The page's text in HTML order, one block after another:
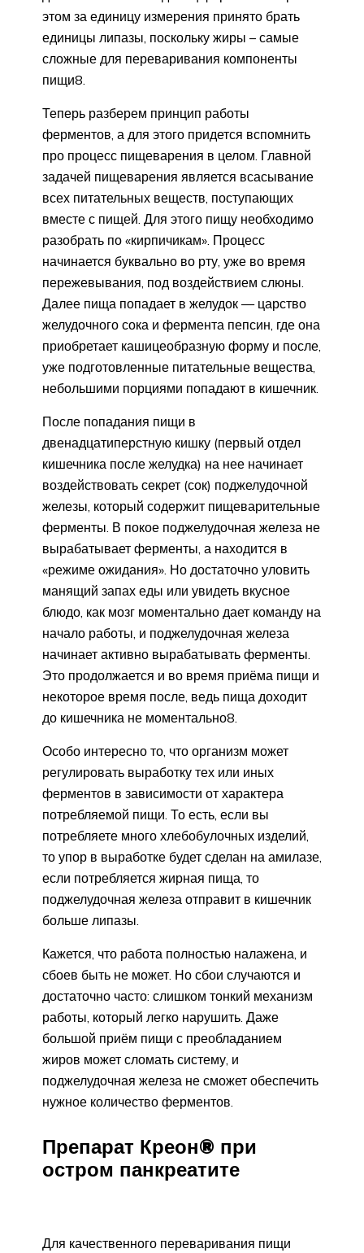
этом за единицу измерения принято брать
единицы липазы, поскольку жиры – самые
сложные для переваривания компоненты
пищи8.
Теперь разберем принцип работы
ферментов, а для этого придется вспомнить
про процесс пищеварения в целом. Главной
задачей пищеварения является всасывание
всех питательных веществ, поступающих
вместе с пищей. Для этого пищу необходимо
разобрать по «кирпичикам». Процесс
начинается буквально во рту, уже во время
пережевывания, под воздействием слюны.
Далее пища попадает в желудок — царство
желудочного сока и фермента пепсин, где она
приобретает кашицеобразную форму и после,
уже подготовленные питательные вещества,
небольшими порциями попадают в кишечник.
После попадания пищи в
двенадцатиперстную кишку (первый отдел
кишечника после желудка) на нее начинает
воздействовать секрет (сок) поджелудочной
железы, который содержит пищеварительные
ферменты. В покое поджелудочная железа не
вырабатывает ферменты, а находится в
«режиме ожидания». Но достаточно уловить
манящий запах еды или увидеть вкусное
блюдо, как мозг моментально дает команду на
начало работы, и поджелудочная железа
начинает активно вырабатывать ферменты.
Это продолжается и во время приёма пищи и
некоторое время после, ведь пища доходит
до кишечника не моментально8.
Особо интересно то, что организм может
регулировать выработку тех или иных
ферментов в зависимости от характера
потребляемой пищи. То есть, если вы
потребляете много хлебобулочных изделий,
то упор в выработке будет сделан на амилазе,
если потребляется жирная пища, то
поджелудочная железа отправит в кишечник
больше липазы.
Кажется, что работа полностью налажена, и
сбоев быть не может. Но сбои случаются и
достаточно часто: слишком тонкий механизм
работы, который легко нарушить. Даже
большой приём пищи с преобладанием
жиров может сломать систему, и
поджелудочная железа не сможет обеспечить
нужное количество ферментов.
Препарат Креон® при
остром панкреатите
Для качественного переваривания пищи